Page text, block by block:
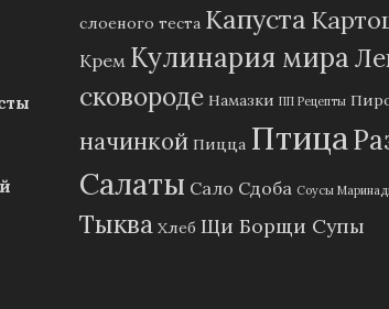
слоеного теста Капуста
Крем Кулинария мира
сковороде Намазки ПП Рецепты
начинкой Пицца Птица
Салаты Сало Сдоба Соусы
Тыква Хлеб Щи Борщи Супы